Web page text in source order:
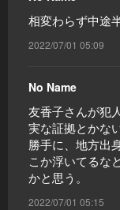
相変わらず中途
2022/07/01 05:09
No Name
友香子さんが犯
実な証拠とかな
勝手に、地方出
こか浮いてるな
かと思う。
2022/07/01 05:15